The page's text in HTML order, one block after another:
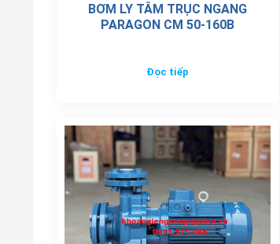
BƠM LY TÂM TRỤC NGANG
PARAGON CM 50-160B
Đọc tiếp